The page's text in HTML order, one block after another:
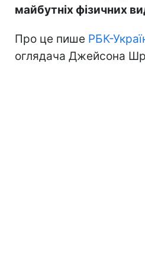
майбутніх фізичних
Про це пише РБК-
оглядача Джейсона